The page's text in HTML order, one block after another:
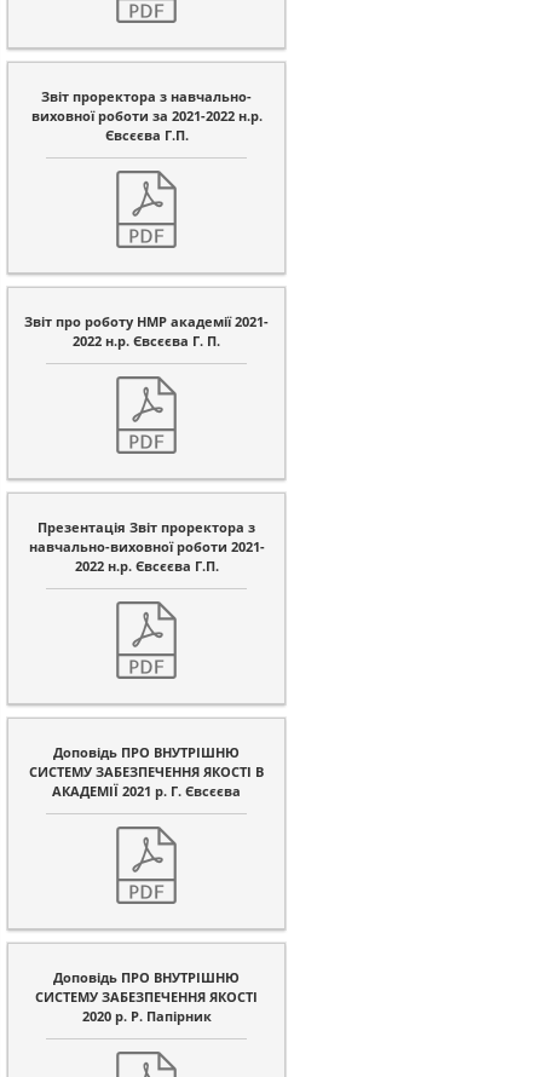
Звіт проректора з навчально-
виховної роботи за 2021-2022 н.р.
Євсєєва Г.П.
Звіт про роботу НМР академії 2021-
2022 н.р. Євсєєва Г. П.
Презентація Звіт проректора з
навчально-виховної роботи 2021-
2022 н.р. Євсєєва Г.П.
Доповідь ПРО ВНУТРІШНЮ
СИСТЕМУ ЗАБЕЗПЕЧЕННЯ ЯКОСТІ В
АКАДЕМІЇ 2021 р. Г. Євсєєва
Доповідь ПРО ВНУТРІШНЮ
СИСТЕМУ ЗАБЕЗПЕЧЕННЯ ЯКОСТІ
2020 р. Р. Папірник